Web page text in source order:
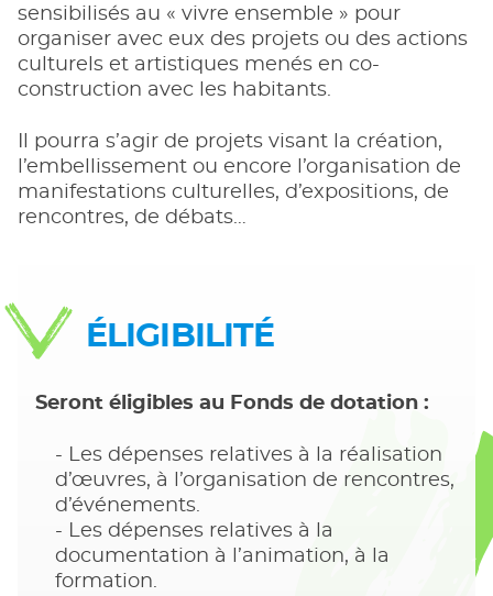
sensibilisés au « vivre ensemble » pour
organiser avec eux des projets ou des actions
culturels et artistiques menés en co-
construction avec les habitants.
Il pourra s’agir de projets visant la création,
l’embellissement ou encore l’organisation de
manifestations culturelles, d’expositions, de
rencontres, de débats…
ÉLIGIBILITÉ
Seront éligibles au Fonds de dotation :
Les dépenses relatives à la réalisation
d’œuvres, à l’organisation de rencontres,
d’événements.
Les dépenses relatives à la
documentation à l’animation, à la
formation.